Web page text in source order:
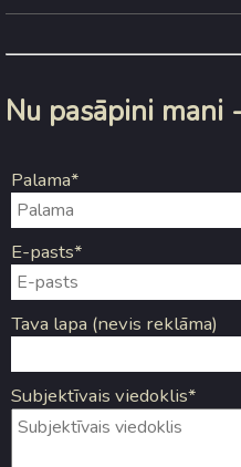
Nu pasāpini mani
Palama*
E-pasts*
Tava lapa (nevis reklāma)
Subjektīvais viedoklis*